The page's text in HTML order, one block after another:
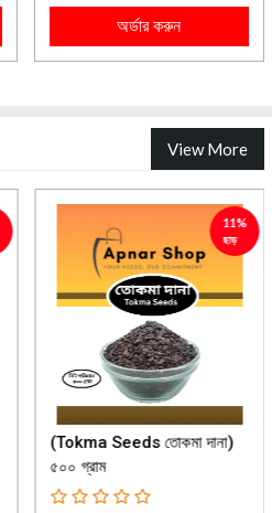
অর্ডার করুন
View More
11%
ছাড়
(Tokma Seeds তোকমা দানা)
৫০০ গ্রাম